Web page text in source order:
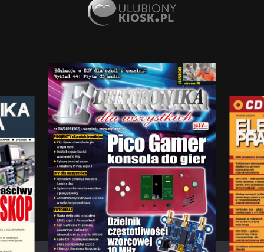
Miniaturowa przetwornica podwyższająca 3,3
V/400 mA